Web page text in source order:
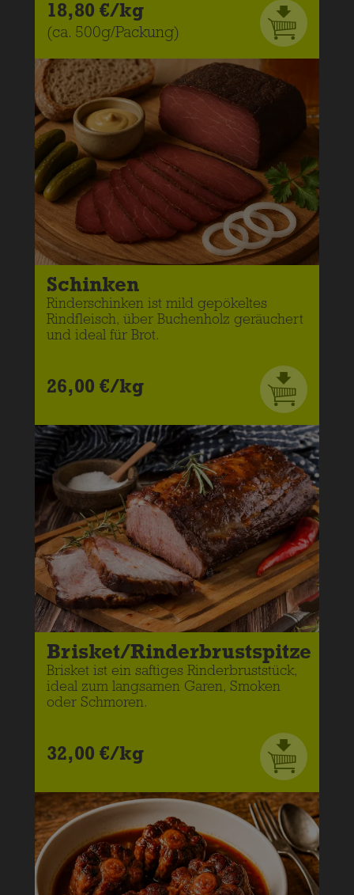
18,80 €/kg
(ca. 500g/Packung)
Schinken
Rinderschinken ist mild gepökeltes
Rindfleisch, über Buchenholz geräuchert
und ideal für Brot.
26,00 €/kg
Brisket/Rinderbrustspitze
Brisket ist ein saftiges Rinderbruststück,
ideal zum langsamen Garen, Smoken
oder Schmoren.
32,00 €/kg